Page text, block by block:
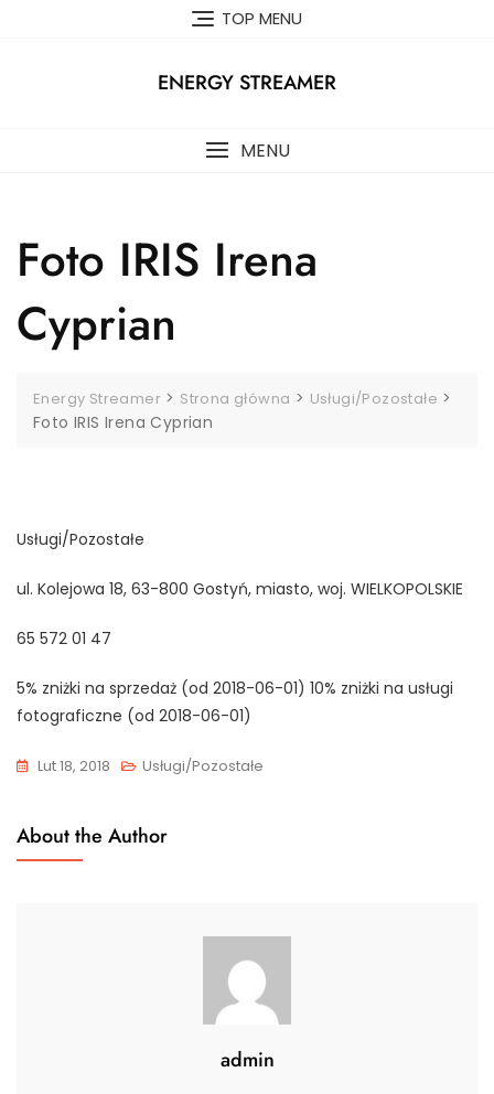
TOP MENU
ENERGY STREAMER
MENU
Foto IRIS Irena
Cyprian
Energy Streamer > Strona główna > Usługi/Pozostałe >
Foto IRIS Irena Cyprian
Usługi/Pozostałe
ul. Kolejowa 18, 63-800 Gostyń, miasto, woj. WIELKOPOLSKIE
65 572 01 47
5% zniżki na sprzedaż (od 2018-06-01) 10% zniżki na usługi
fotograficzne (od 2018-06-01)
Lut 18, 2018 Usługi/Pozostałe
About the Author
admin